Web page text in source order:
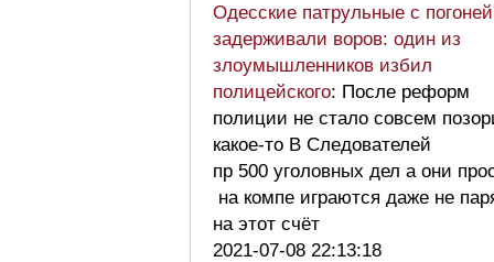
Одесские патрульные с погоней
задерживали воров: один из
злоумышленников избил
полицейского: После реформ
полиции не стало совсем
какое-то В Следователей
пр 500 уголовных дел а они
на компе играются даже не
на этот счёт
2021-07-08 22:13:18